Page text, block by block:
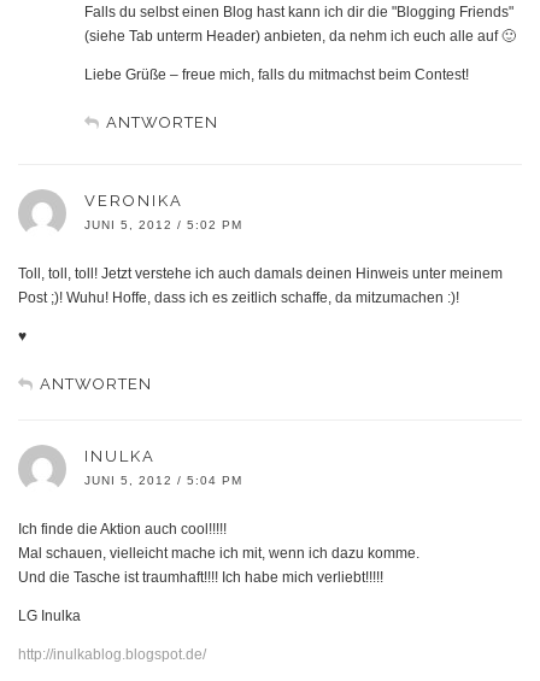
Falls du selbst einen Blog hast kann ich dir die "Blogging Friends"
(siehe Tab unterm Header) anbieten, da nehm ich euch alle auf 🙂
Liebe Grüße – freue mich, falls du mitmachst beim Contest!
ANTWORTEN
VERONIKA
JUNI 5, 2012 / 5:02 PM
Toll, toll, toll! Jetzt verstehe ich auch damals deinen Hinweis unter meinem
Post ;)! Wuhu! Hoffe, dass ich es zeitlich schaffe, da mitzumachen :)!
♥
ANTWORTEN
INULKA
JUNI 5, 2012 / 5:04 PM
Ich finde die Aktion auch cool!!!!!
Mal schauen, vielleicht mache ich mit, wenn ich dazu komme.
Und die Tasche ist traumhaft!!!! Ich habe mich verliebt!!!!!
LG Inulka
http://inulkablog.blogspot.de/